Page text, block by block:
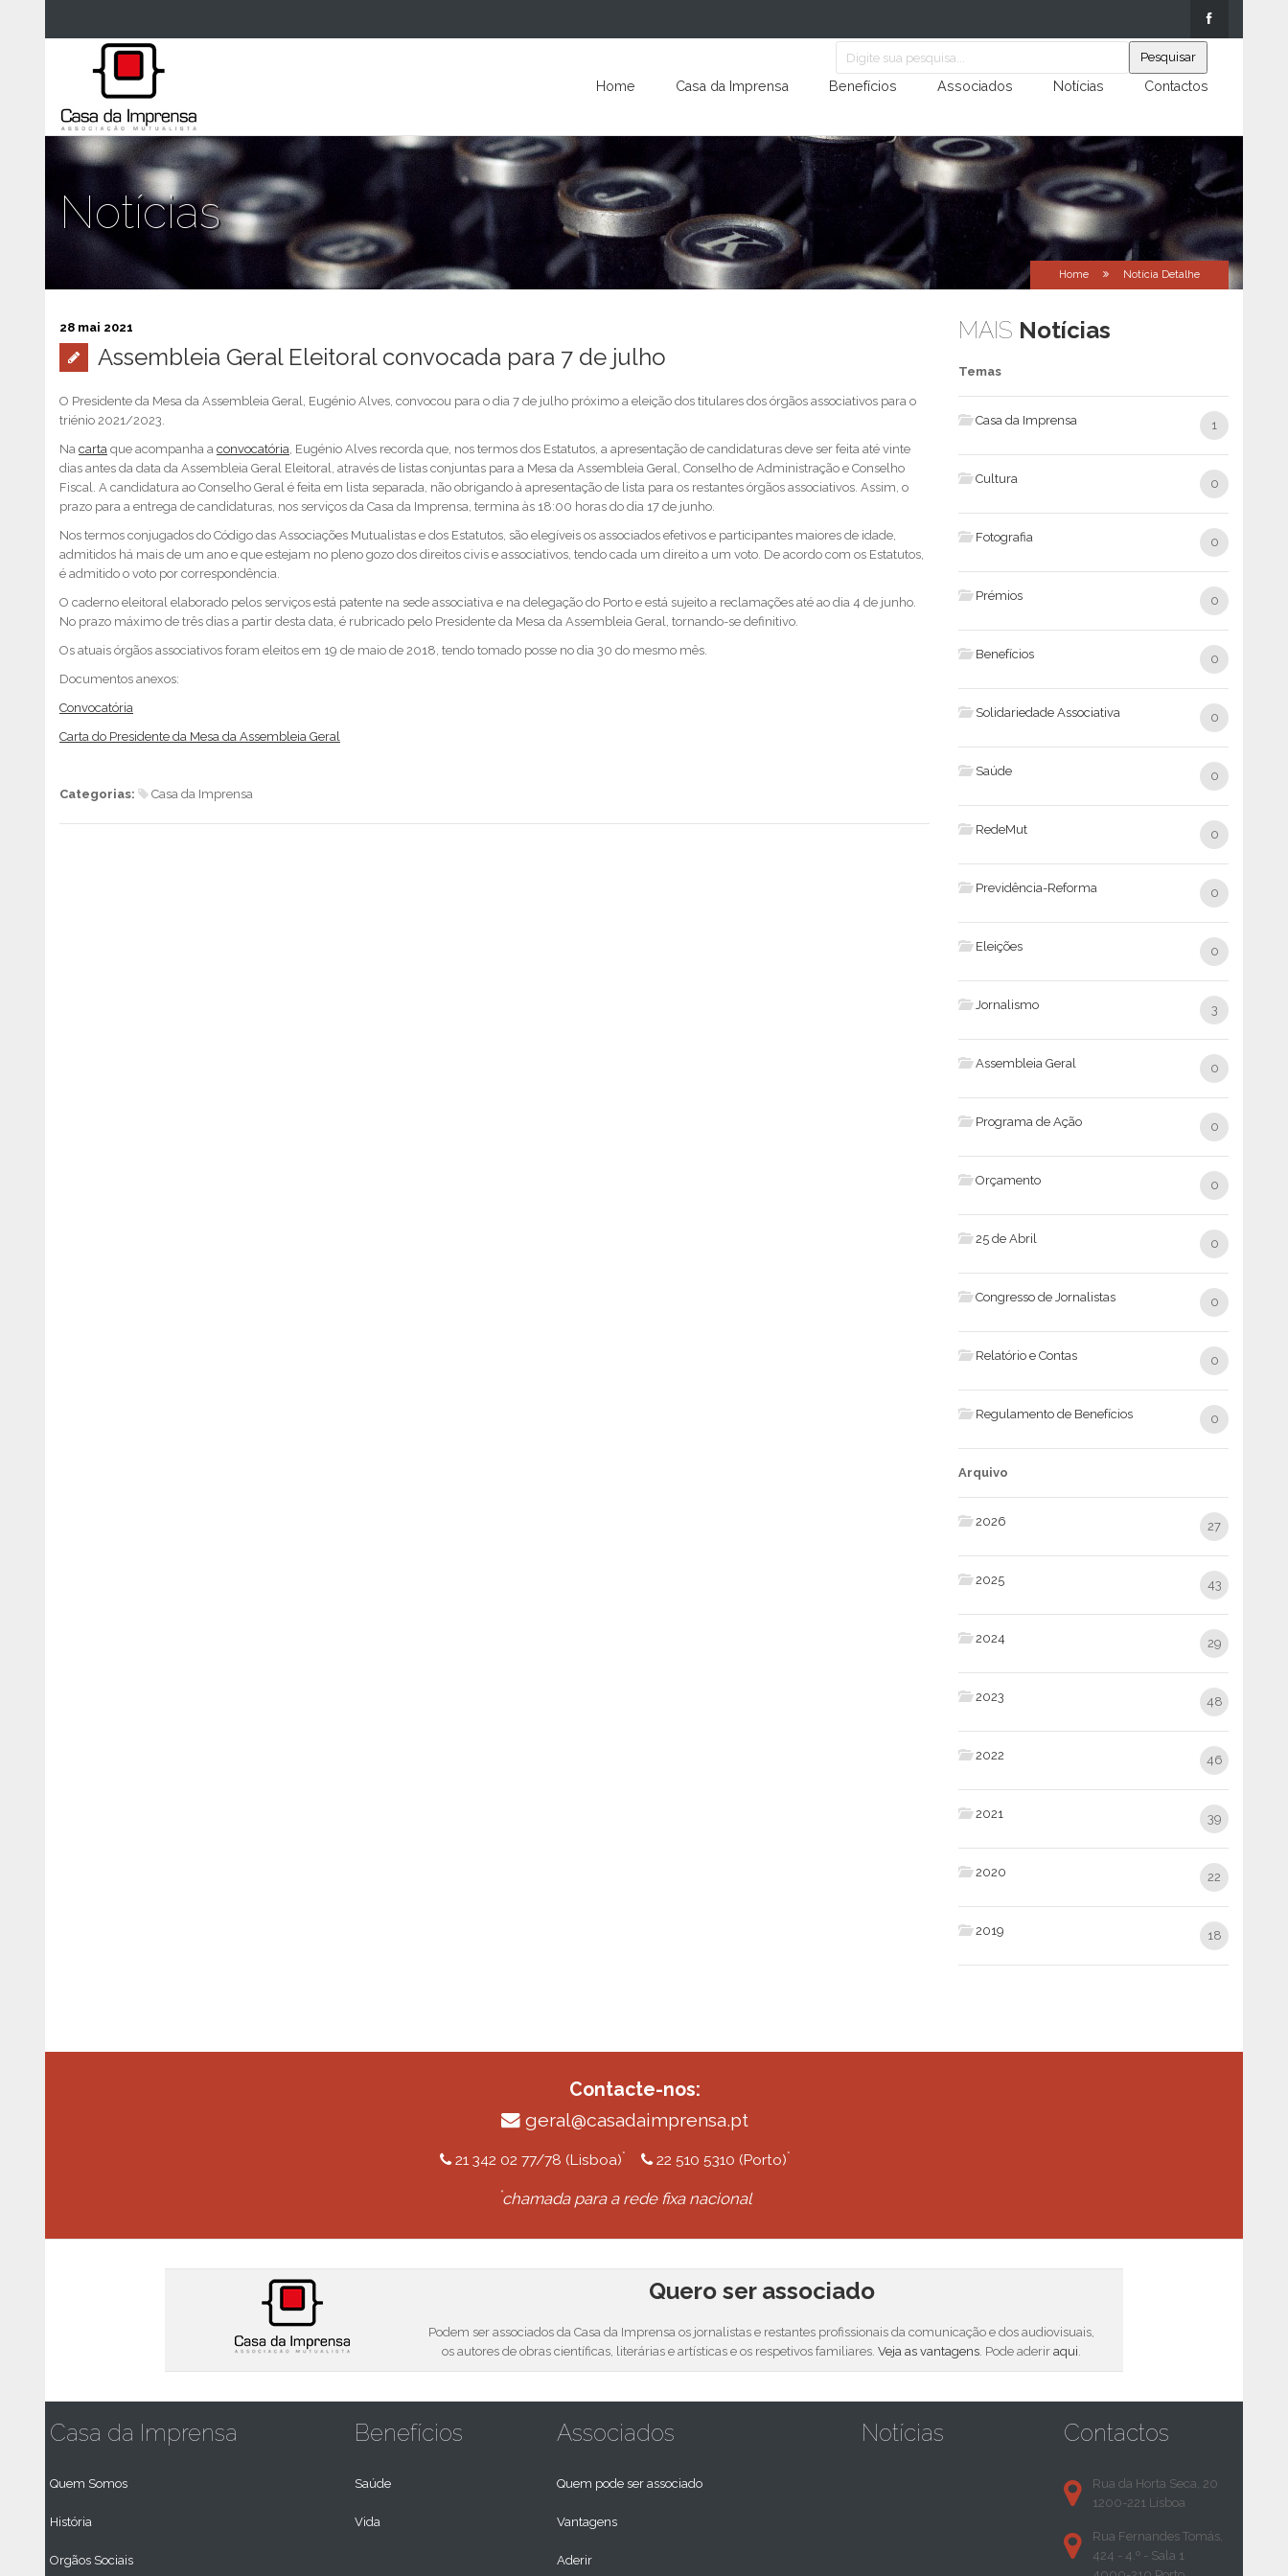
Home Casa da Imprensa Benefícios Associados Notícias Contactos
Notícias
Home Notícia Detalhe
28 mai 2021
Assembleia Geral Eleitoral convocada para 7 de julho
O Presidente da Mesa da Assembleia Geral, Eugénio Alves, convocou para o dia 7 de julho próximo a eleição dos titulares dos órgãos associativos para o
triénio 2021/2023.
Na carta que acompanha a convocatória, Eugénio Alves recorda que, nos termos dos Estatutos, a apresentação de candidaturas deve ser feita até vinte
dias antes da data da Assembleia Geral Eleitoral, através de listas conjuntas para a Mesa da Assembleia Geral, Conselho de Administração e Conselho
Fiscal. A candidatura ao Conselho Geral é feita em lista separada, não obrigando à apresentação de lista para os restantes órgãos associativos. Assim, o
prazo para a entrega de candidaturas, nos serviços da Casa da Imprensa, termina às 18:00 horas do dia 17 de junho.
Nos termos conjugados do Código das Associações Mutualistas e dos Estatutos, são elegíveis os associados efetivos e participantes maiores de idade,
admitidos há mais de um ano e que estejam no pleno gozo dos direitos civis e associativos, tendo cada um direito a um voto. De acordo com os Estatutos,
é admitido o voto por correspondência.
O caderno eleitoral elaborado pelos serviços está patente na sede associativa e na delegação do Porto e está sujeito a reclamações até ao dia 4 de junho.
No prazo máximo de três dias a partir desta data, é rubricado pelo Presidente da Mesa da Assembleia Geral, tornando-se definitivo.
Os atuais órgãos associativos foram eleitos em 19 de maio de 2018, tendo tomado posse no dia 30 do mesmo mês.
Documentos anexos:
Convocatória
Carta do Presidente da Mesa da Assembleia Geral
Categorias: Casa da Imprensa
MAIS Notícias
Temas
Casa da Imprensa 1
Cultura 0
Fotografia 0
Prémios 0
Benefícios 0
Solidariedade Associativa 0
Saúde 0
RedeMut 0
Previdência-Reforma 0
Eleições 0
Jornalismo 3
Assembleia Geral 0
Programa de Ação 0
Orçamento 0
25 de Abril 0
Congresso de Jornalistas 0
Relatório e Contas 0
Regulamento de Benefícios 0
Arquivo
2026 27
2025 43
2024 29
2023 48
2022 46
2021 39
2020 22
2019 18
Contacte-nos:
geral@casadaimprensa.pt
21 342 02 77/78 (Lisboa)* 22 510 5310 (Porto)*
*chamada para a rede fixa nacional
Quero ser associado
Podem ser associados da Casa da Imprensa os jornalistas e restantes profissionais da comunicação e dos audiovisuais,
os autores de obras científicas, literárias e artísticas e os respetivos familiares. Veja as vantagens. Pode aderir aqui.
Casa da Imprensa
Quem Somos
História
Orgãos Sociais
Benefícios
Saúde
Vida
Associados
Quem pode ser associado
Vantagens
Aderir
Notícias Contactos
Rua da Horta Seca, 20
1200-221 Lisboa
Rua Fernandes Tomás,
424 - 4.º - Sala 1